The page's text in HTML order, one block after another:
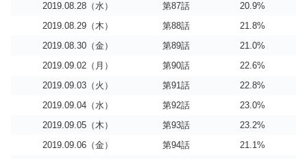
2019.08.28（水）
第87話
20.9%
2019.08.29（木）
第88話
21.8%
2019.08.30（金）
第89話
21.0%
2019.09.02（月）
第90話
22.6%
2019.09.03（火）
第91話
22.8%
2019.09.04（水）
第92話
23.0%
2019.09.05（木）
第93話
23.2%
2019.09.06（金）
第94話
21.1%